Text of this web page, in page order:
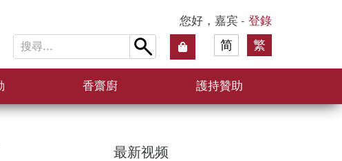
您好，嘉宾 - 登錄
简 繁
搜
尋
字:
香齋廚 護持贊助
最新视频